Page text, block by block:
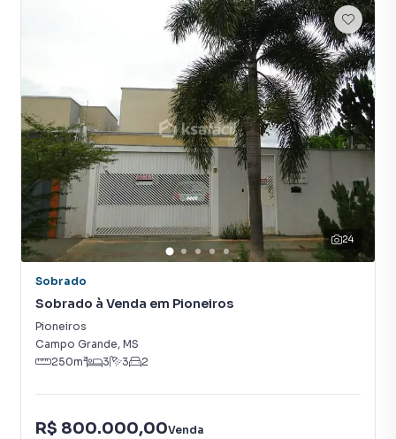
tradicionais. Já vendemos e locamos diversos imóveis em
Campo Grande, especialmente em Jardim das Nações.
Isso porque temos uma equipe de marketing digital focada
em produzir campanhas específicas para Campo Grande, o
que aumenta muito o número de contatos interessados e
tendo como consequência uma maior chance de vender ou
alugar seu imóvel mais rápido. Contamos também com um
time de programadores, corretores treinados e uma
central de atendimento preparada para atender
proprietários e inquilinos.
24
Sobrado
Sobrado à Venda em Pioneiros
Pioneiros
Campo Grande, MS
250m² 3 3 2
R$ 800.000,00Venda